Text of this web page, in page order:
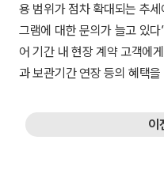
용 범위가 점차 확대되는 추
그램에 대한 문의가 늘고 있
어 기간 내 현장 계약 고객에
과 보관기간 연장 등의 혜택
이